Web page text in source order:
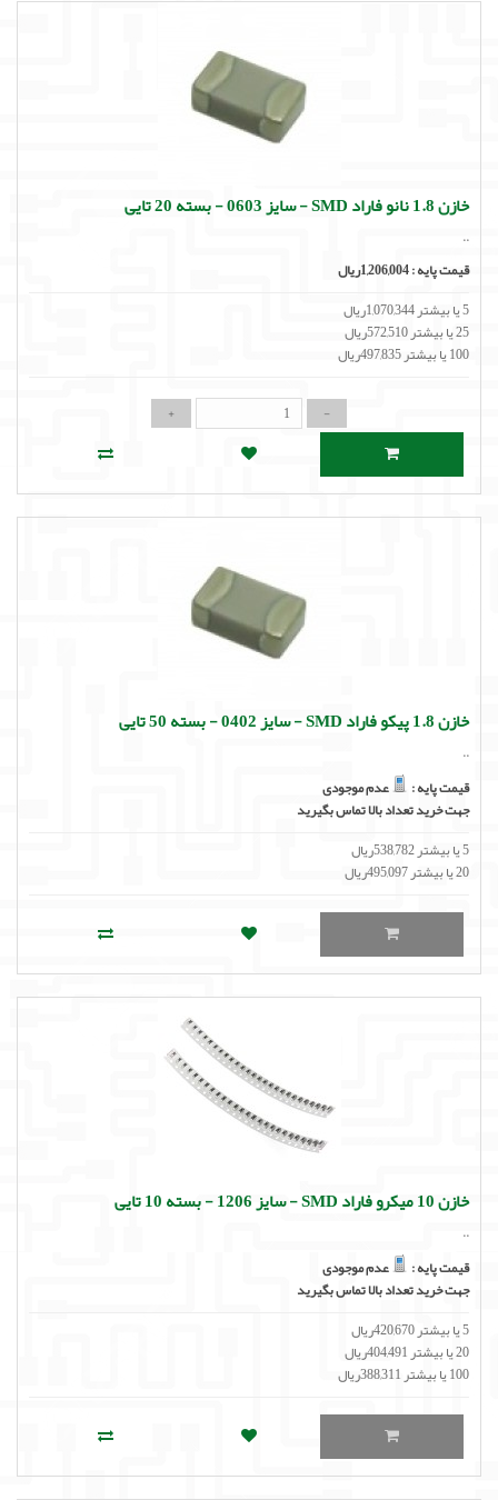
خازن 1.8 نانو فاراد SMD - سایز 0603 - بسته 20 تایی
..
قیمت پایه :1,206,004ریال
5 یا بیشتر 1,070,344ریال
25 یا بیشتر 572,510ریال
100 یا بیشتر 497,835ریال
خازن 1.8 پیکو فاراد SMD - سایز 0402 - بسته 50 تایی
..
قیمت پایه :
عدم موجودی
جهت خرید تعداد بالا تماس بگیرید
5 یا بیشتر 538,782ریال
20 یا بیشتر 495,097ریال
خازن 10 میکرو فاراد SMD - سایز 1206 - بسته 10 تایی
..
قیمت پایه :
عدم موجودی
جهت خرید تعداد بالا تماس بگیرید
5 یا بیشتر 420,670ریال
20 یا بیشتر 404,491ریال
100 یا بیشتر 388,311ریال